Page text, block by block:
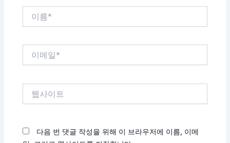
다음 번 댓글 작성을 위해 이 브라우저에 이름, 이메